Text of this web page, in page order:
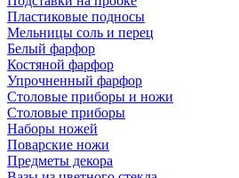
Пластиковые подносы
Мельницы соль и перец
Белый фарфор
Костяной фарфор
Упрочненный фарфор
Столовые приборы и ножи
Столовые приборы
Наборы ножей
Поварские ножи
Предметы декора